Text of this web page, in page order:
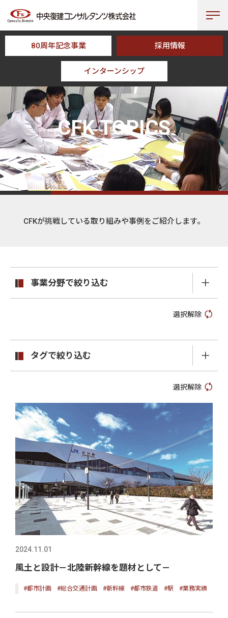
80周年記念事業 採用情報
インターンシップ
CFK TOPICS
トピックス
CFKが挑戦している取り組みや事例をご紹介します。
事業分野で絞り込む
選択解除
タグで絞り込む
選択解除
2024.11.01
風土と設計－北陸新幹線を題材として－
#都市計画 #総合交通計画 #新幹線 #都市鉄道 #駅 #業務実績